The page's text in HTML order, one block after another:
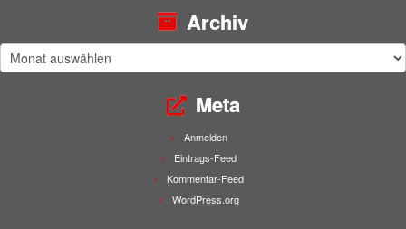
Archiv
Archiv
Meta
Anmelden
Eintrags-Feed
Kommentar-Feed
WordPress.org